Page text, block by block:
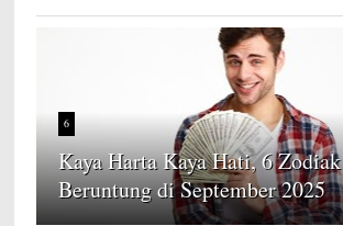
6
Kaya Harta Kaya Hati, 6 Zodiak
Beruntung di September 2025